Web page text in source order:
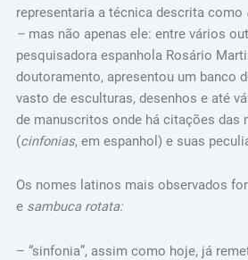
representaria a técnica descrita como
– mas não apenas ele: entre vários
pesquisadora espanhola Rosário
doutoramento, apresentou um banco
vasto de esculturas, desenhos e até
de manuscritos onde há citações das
(cinfonias, em espanhol) e suas
Os nomes latinos mais observados
e sambuca rotata:
– “sinfonia”, assim como hoje, já